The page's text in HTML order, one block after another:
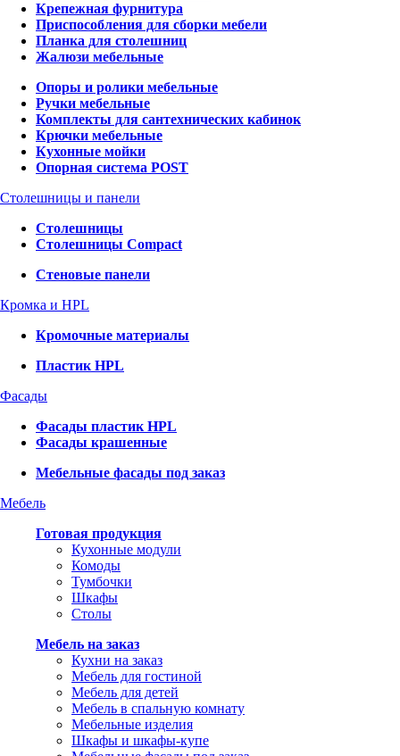
Крепежная фурнитура
Приспособления для сборки мебели
Планка для столешниц
Жалюзи мебельные
Опоры и ролики мебельные
Ручки мебельные
Комплекты для сантехнических кабинок
Крючки мебельные
Кухонные мойки
Опорная система POST
Столешницы и панели
Столешницы
Столешницы Compact
Стеновые панели
Кромка и HPL
Кромочные материалы
Пластик HPL
Фасады
Фасады пластик HPL
Фасады крашенные
Мебельные фасады под заказ
Мебель
Готовая продукция
Кухонные модули
Комоды
Тумбочки
Шкафы
Столы
Мебель на заказ
Кухни на заказ
Мебель для гостиной
Мебель для детей
Мебель в спальную комнату
Мебельные изделия
Шкафы и шкафы-купе